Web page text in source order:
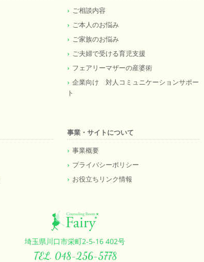
ご相談内容
ご本人のお悩み
ご家族のお悩み
ご夫婦で受ける育児支援
フェアリーマザーの産婆術
企業向け 対人コミュニケーションサポー
ト
事業・サイトについて
事業概要
プライバシーポリシー
お役立ちリンク情報
埼玉県川口市栄町2-5-16 402号
TEL. 048-256-5778